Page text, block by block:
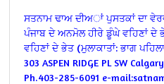
ਸਤਨਾਮ ਢਾਅ ਦੀਅਾਂ ਪੁਸਤਕਾਂ ਦਾ
ਪੰਜਾਬ ਦੇ ਅਨਮੋਲ ਹੀਰੇ ਡੂੰਘੇ ਵਹਿਣਾਂ ਦੇ
ਵਹਿਣਾਂ ਦੇ ਭੇਤ (ਮੁਲਾਕਾਤਾਂ: ਭਾਗ
303 ASPEN RIDGE PL SW
Ph.403-285-6091 e-